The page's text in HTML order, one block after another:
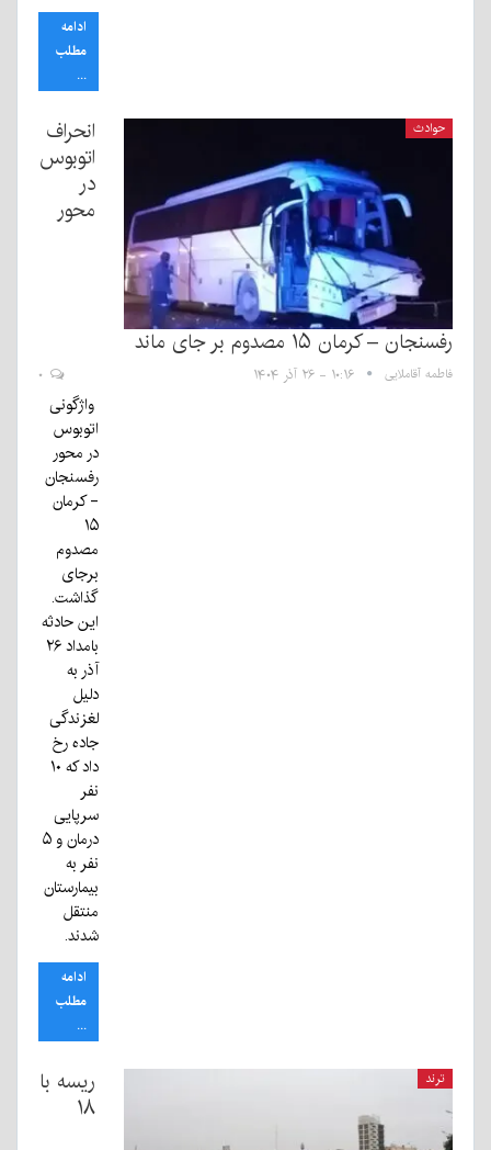
ادامه
مطلب
...
حوادث
انحراف
اتوبوس
در
محور
رفسنجان – کرمان ۱۵ مصدوم بر جای ماند
فاطمه آقاملایی ۱۰:۱۶ - ۲۶ آذر ۱۴۰۴
واژگونی
اتوبوس
در محور
رفسنجان
- کرمان
۱۵
مصدوم
برجای
گذاشت.
این حادثه
بامداد ۲۶
آذر به
دلیل
لغزندگی
جاده رخ
داد که ۱۰
نفر
سرپایی
درمان و ۵
نفر به
بیمارستان
منتقل
شدند.
ادامه
مطلب
...
ترند
ریسه با
۱۸